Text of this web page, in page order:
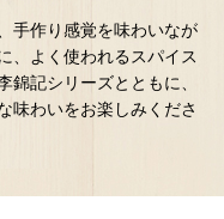
手作り感覚を味わいなが
、よく使われるスパイス
錦記シリーズとともに、
味わいをお楽しみくださ